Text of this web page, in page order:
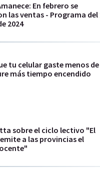
En febrero se
las ventas - Programa del
2024
tu celular gaste menos de
más tiempo encendido
sobre el ciclo lectivo "El
a las provincias el